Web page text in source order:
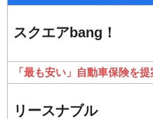
スクエアbang！
「最も安い」自動車保険を提
リースナブル